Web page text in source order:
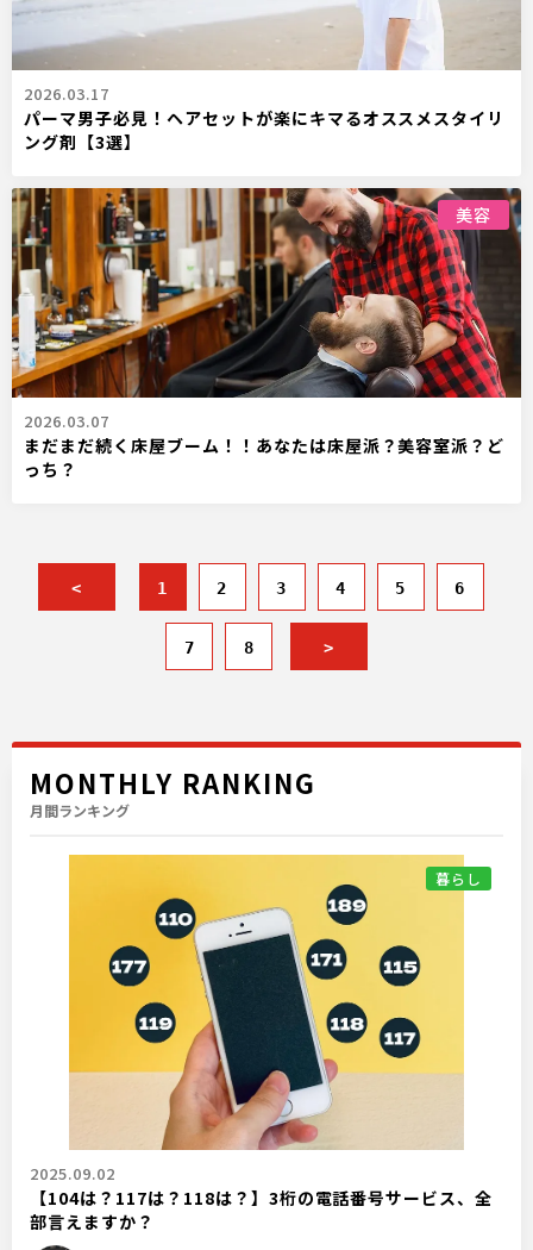
2026.03.17
パーマ男子必見！ヘアセットが楽にキマるオススメスタイリ
ング剤【3選】
美容
2026.03.07
まだまだ続く床屋ブーム！！あなたは床屋派？美容室派？ど
っち？
< 1 2 3 4 5 6
7 8 >
MONTHLY RANKING
月間ランキング
暮らし
2025.09.02
【104は？117は？118は？】3桁の電話番号サービス、全
部言えますか？